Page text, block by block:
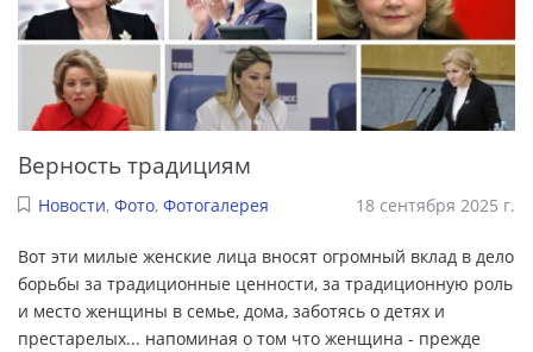
Верность традициям
Новости, Фото, Фотогалерея 18 сентября 2025 г.
Вот эти милые женские лица вносят огромный вклад в дело
борьбы за традиционные ценности, за традиционную роль
и место женщины в семье, дома, заботясь о детях и
престарелых... напоминая о том что женщина - прежде